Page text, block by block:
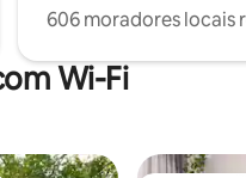
606 moradores locais
Wi-Fi